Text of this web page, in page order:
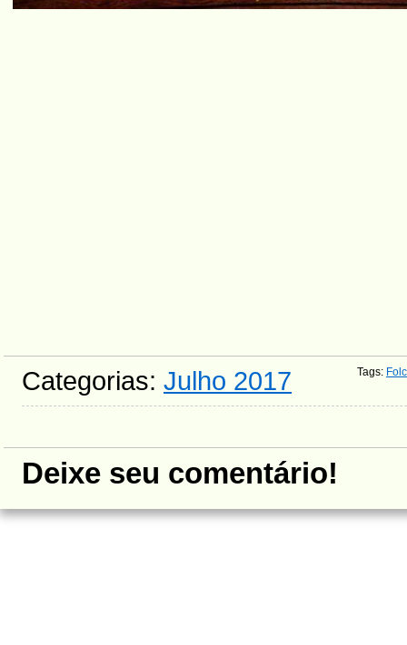
Categorias: Julho 2017 Tags:
Deixe seu comentário!